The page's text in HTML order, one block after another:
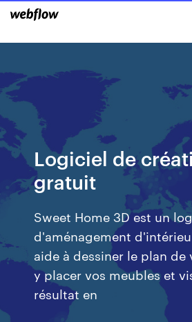
Logiciel de
gratuit
Sweet Home 3D est un
d'aménagement
aide à dessiner le plan de
y placer vos meubles et
résultat en